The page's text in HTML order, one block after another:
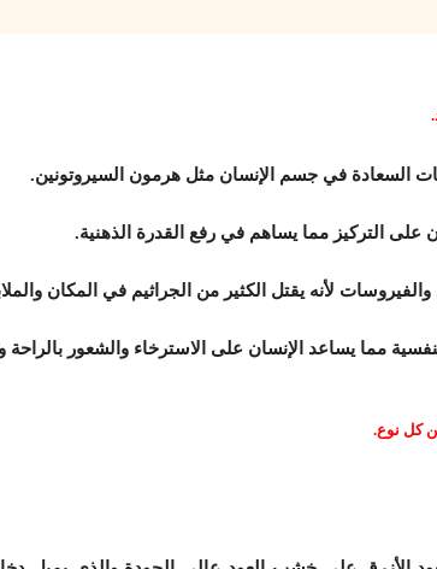
السعادة في جسم الإنسان مثل هرمون السيروتونين.
على التركيز مما يساهم في رفع القدرة الذهنية.
والفيروسات لأنه يقتل الكثير من الجراثيم في المكان
مما يساعد الإنسان على الاسترخاء والشعور بالراحة
كل نوع.